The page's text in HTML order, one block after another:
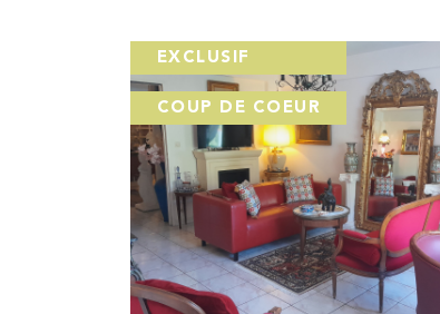
EXCLUSIF
COUP DE COEUR